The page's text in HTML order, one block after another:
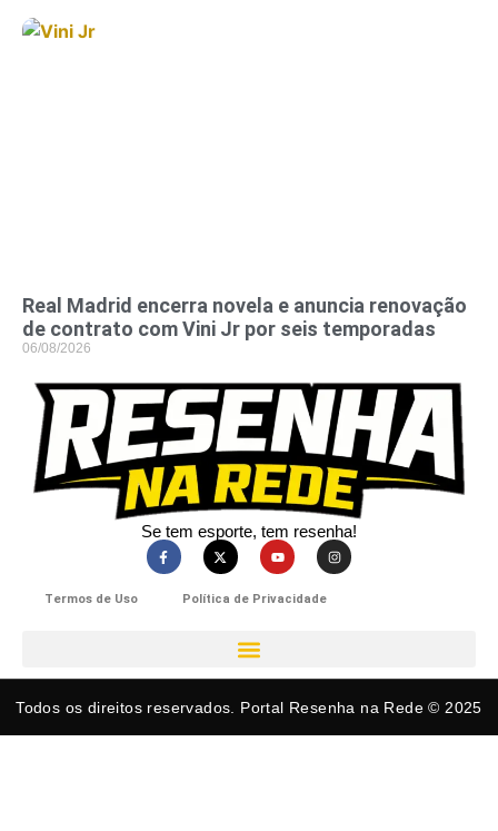
Real Madrid encerra novela e anuncia renovação
de contrato com Vini Jr por seis temporadas
06/08/2026
Se tem esporte, tem resenha!​
Termos de Uso Política de Privacidade
Todos os direitos reservados. Portal Resenha na Rede © 2025